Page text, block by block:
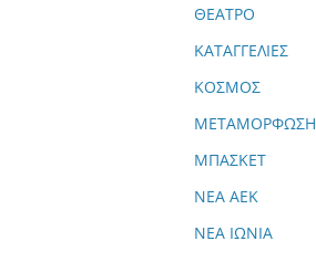
ΘΕΑΤΡΟ
ΚΑΤΑΓΓΕΛΙΕΣ
ΚΟΣΜΟΣ
ΜΕΤΑΜΟΡΦΩΣΗ
ΜΠΑΣΚΕΤ
ΝΕΑ ΑΕΚ
ΝΕΑ ΙΩΝΙΑ